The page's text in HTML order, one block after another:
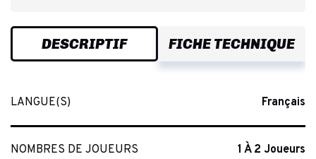
DESCRIPTIF FICHE TECHNIQUE
LANGUE(S) Français
NOMBRES DE JOUEURS 1 À 2 Joueurs